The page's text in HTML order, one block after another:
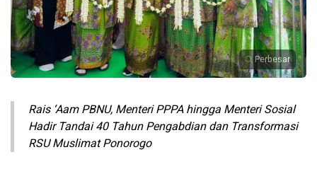
Perbesar
Rais ‘Aam PBNU, Menteri PPPA hingga Menteri Sosial
Hadir Tandai 40 Tahun Pengabdian dan Transformasi
RSU Muslimat Ponorogo